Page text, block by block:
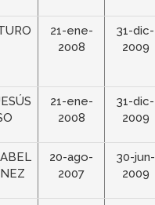
21-ene-
2008
31-dic-
2009
21-ene-
2008
31-dic-
2009
20-ago-
2007
30-jun-
2009